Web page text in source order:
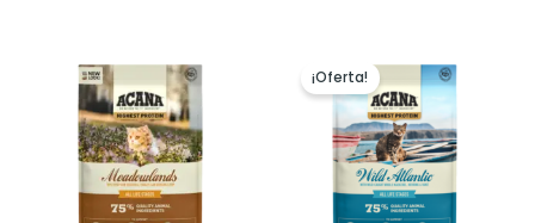
¡Oferta!